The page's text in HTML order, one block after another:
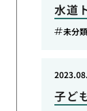
水道
未分類
子ど